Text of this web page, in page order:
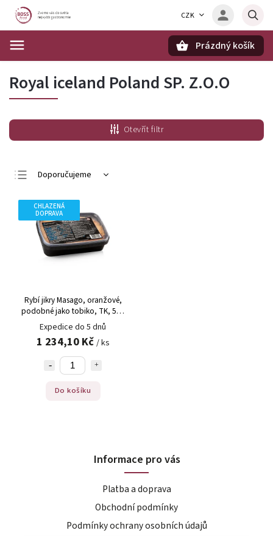
CZK
Prázdný košík
Royal iceland Poland SP. Z.O.O
Otevřít filtr
Doporučujeme
Nejdražší
Nejprodávanější
Abecedně
CHLAZENÁ
DOPRAVA
Rybí jikry Masago, oranžové,
podobné jako tobiko, TK, 500
Expedice do 5 dnů
1 234,10 Kč / ks
Do košíku
Informace pro vás
Platba a doprava
Obchodní podmínky
Podmínky ochrany osobních údajů